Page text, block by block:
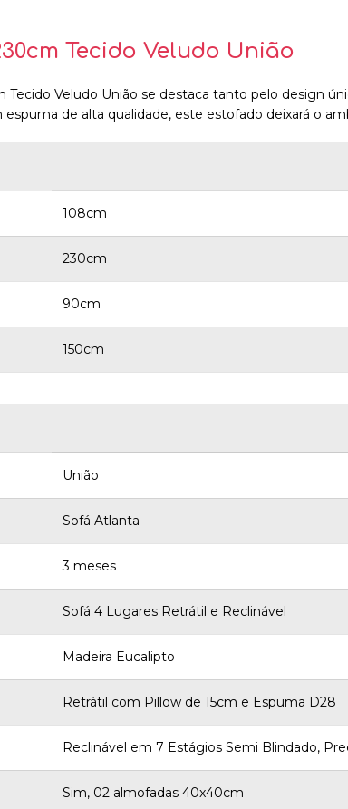
Tecido Veludo União
Veludo União se destaca tanto pelo design
de alta qualidade, este estofado deixará o
108cm
230cm
90cm
150cm
União
Sofá Atlanta
3 meses
Sofá 4 Lugares Retrátil e Reclinável
Madeira Eucalipto
Retrátil com Pillow de 15cm e Espuma D28
Reclinável em 7 Estágios Semi Blindado,
Sim, 02 almofadas 40x40cm